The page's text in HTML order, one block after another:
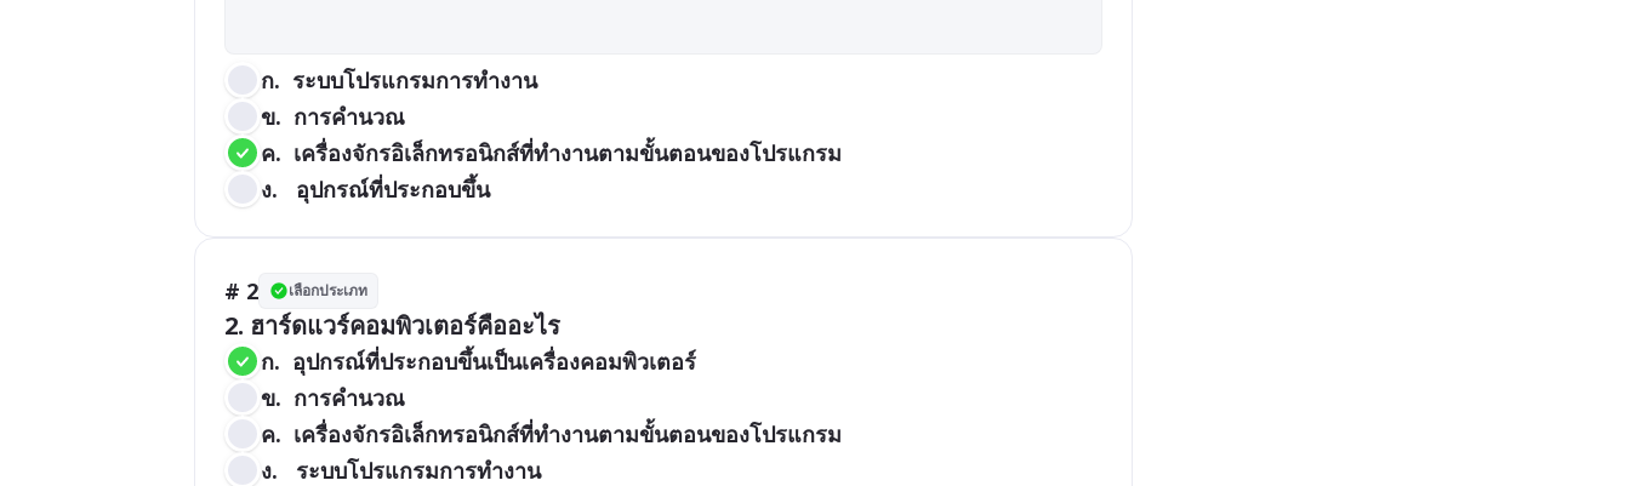
ก.  ระบบโปรแกรมการทำงาน
ข.  การคำนวณ
ค.  เครื่องจักรอิเล็กทรอนิกส์ที่ทำงานตามขั้นตอนของโปรแกรม
ง.   อุปกรณ์ที่ประกอบขึ้น
# 2 เลือกประเภท
2. ฮาร์ดแวร์คอมพิวเตอร์คืออะไร
ก.  อุปกรณ์ที่ประกอบขึ้นเป็นเครื่องคอมพิวเตอร์
ข.  การคำนวณ
ค.  เครื่องจักรอิเล็กทรอนิกส์ที่ทำงานตามขั้นตอนของโปรแกรม
ง.   ระบบโปรแกรมการทำงาน